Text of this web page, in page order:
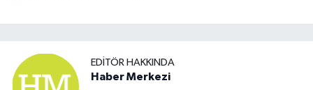
EDITÖR HAKKINDA
Haber Merkezi